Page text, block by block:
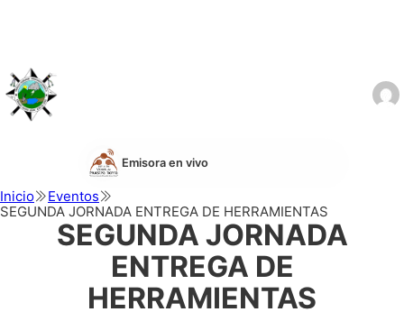
Emisora en vivo
Inicio
Eventos
SEGUNDA JORNADA ENTREGA DE HERRAMIENTAS
SEGUNDA JORNADA
ENTREGA DE
HERRAMIENTAS